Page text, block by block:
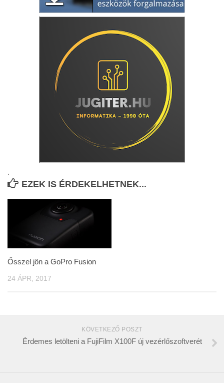
.
EZEK IS ÉRDEKELHETNEK...
Ősszel jön a GoPro Fusion
24 ÁPR, 2017
KÖVETKEZŐ POSZT
Érdemes letölteni a FujiFilm X100F új vezérlőszoftverét